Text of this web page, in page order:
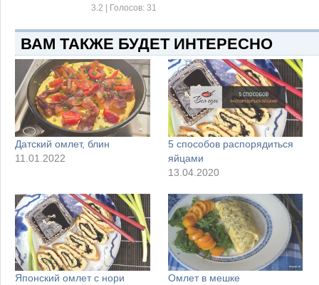
3.2 | Голосов: 31
ВАМ ТАКЖЕ БУДЕТ ИНТЕРЕСНО
Датский омлет, блин
11.01.2022
5 способов распорядиться
яйцами
13.04.2020
Японский омлет с нори
Омлет в мешке